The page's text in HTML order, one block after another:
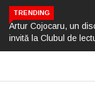
TRENDING
Artur Cojocaru, un
invită la Clubul de